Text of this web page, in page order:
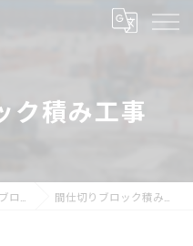
ク積み工事
ブログ 間仕切りブロック積み工事